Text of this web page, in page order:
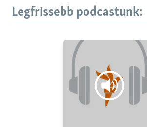
Legfrissebb podcastunk: